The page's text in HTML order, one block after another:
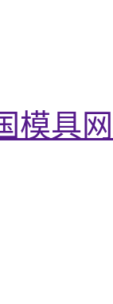
模具网